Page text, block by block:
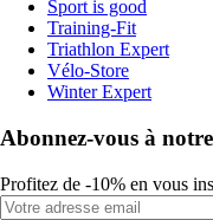
Sport is good
Training-Fit
Triathlon Expert
Vélo-Store
Winter Expert
Abonnez-vous à
Profitez de -10% en vous